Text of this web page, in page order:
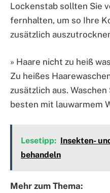
Lockenstab sollten Sie
fernhalten, um so Ihre
zusätzlich
» Haare nicht zu heiß
Zu heißes
zusätzlich aus.
besten mit lauwarmem
Lesetipp: Insekten-
behandeln
Mehr zum Thema: